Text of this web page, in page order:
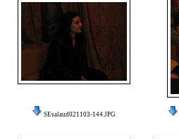
SEsalaud021103-144.JPG